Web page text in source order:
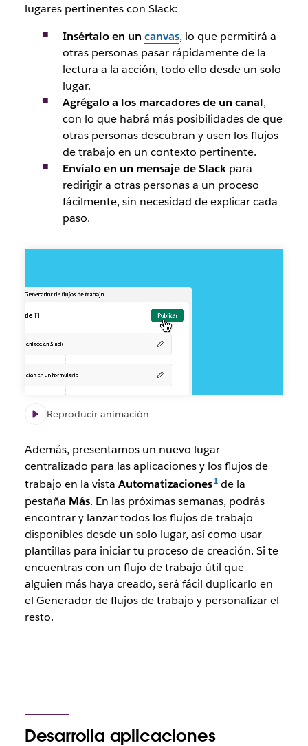
lugares pertinentes con Slack:
Insértalo en un canvas, lo que permitirá a
otras personas pasar rápidamente de la
lectura a la acción, todo ello desde un solo
lugar.
Agrégalo a los marcadores de un canal,
con lo que habrá más posibilidades de que
otras personas descubran y usen los flujos
de trabajo en un contexto pertinente.
Envíalo en un mensaje de Slackpara
redirigir a otras personas a un proceso
fácilmente, sin necesidad de explicar cada
paso.
flujo
de
trabajo
un
canvas
o
mensaje
Slack
Reproducir animación
Además, presentamos un nuevo lugar
centralizado para las aplicaciones y los flujos de
trabajo en la vista Automatizaciones de la
pestaña Más. En las próximas semanas, podrás
encontrar y lanzar todos los flujos de trabajo
disponibles desde un solo lugar, así como usar
plantillas para iniciar tu proceso de creación. Si te
encuentras con un flujo de trabajo útil que
alguien más haya creado, será fácil duplicarlo en
el Generador de flujos de trabajo y personalizar el
resto.
Desarrolla aplicaciones